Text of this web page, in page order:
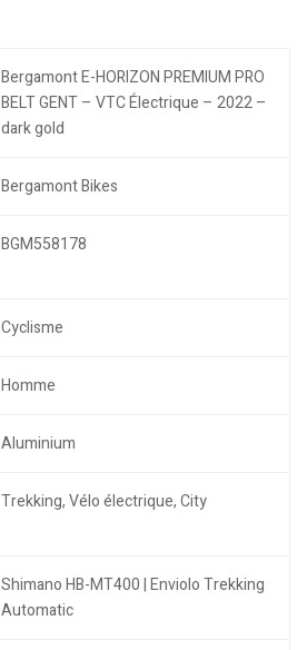
Bergamont E-HORIZON PREMIUM PRO
BELT GENT – VTC Électrique – 2022 –
dark gold
Bergamont Bikes
BGM558178
Cyclisme
Homme
Aluminium
Trekking, Vélo électrique, City
Shimano HB-MT400 | Enviolo Trekking
Automatic